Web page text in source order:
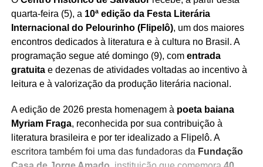
NÃO PERCA
Estudantes baianos brilham na RoboCup 2025, o
maior evento de robótica do mundo
quarta-feira (5), a 10ª edição da Festa Literária
Internacional do Pelourinho (Flipelô), um dos maiores
encontros dedicados à literatura e à cultura no Brasil. A
programação segue até domingo (9), com entrada
gratuitae dezenas de atividades voltadas ao incentivo à
leitura e à valorização da produção literária nacional.
A edição de 2026 presta homenagem à poeta baiana
Myriam Fraga, reconhecida por sua contribuição à
literatura brasileira e por ter idealizado a Flipelô. A
escritora também foi uma das fundadoras da Fundação